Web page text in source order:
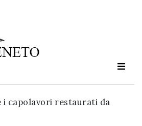
i capolavori restaurati da